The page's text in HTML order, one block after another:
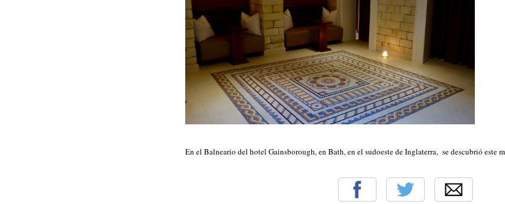
En el Balneario del hotel Gainsborough, en Bath, en el sudoeste de Inglaterra, se descubrió este